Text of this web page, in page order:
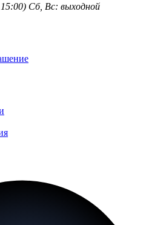
Сб, Вс: выходной